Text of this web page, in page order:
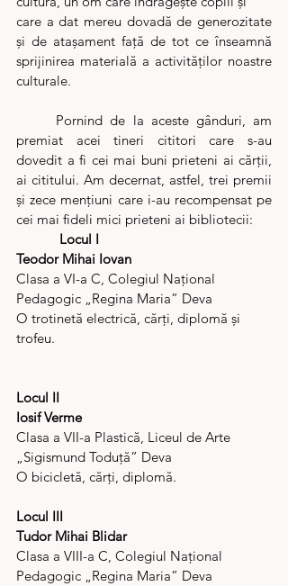
care a dat mereu dovadă de generozitate
și de atașament față de tot ce înseamnă
sprijinirea materială a activităților noastre
culturale.
premiat acei tineri cititori care s-au
dovedit a fi cei mai buni prieteni ai cărții,
ai cititului. Am decernat, astfel, trei premii
și zece mențiuni care i-au recompensat pe
cei mai fideli mici prieteni ai bibliotecii:
            Locul I
Teodor Mihai Iovan
Clasa a VI-a C, Colegiul Național
Pedagogic „Regina Maria” Deva
O trotinetă electrică, cărți, diplomă și
trofeu.
Locul II
Iosif Verme
Clasa a VII-a Plastică, Liceul de Arte
„Sigismund Toduță” Deva
O bicicletă, cărți, diplomă.
Locul III
Tudor Mihai Blidar
Clasa a VIII-a C, Colegiul Național
Pedagogic „Regina Maria” Deva